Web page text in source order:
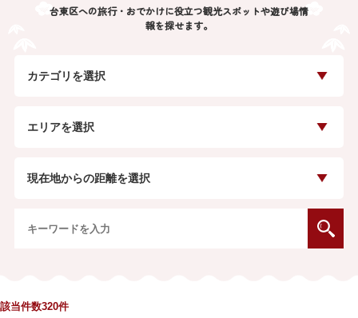
台東区への旅行・おでかけに役立つ観光スポットや遊び場情
報を探せます。
カテゴリを選択
エリアを選択
現在地からの距離を選択
該当件数320件